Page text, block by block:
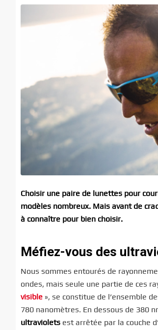
Choisir une paire de lunettes pour
modèles nombreux. Mais avant de
à connaître pour bien choisir.
Méfiez-vous des
Nous sommes entourés de
ondes, mais seule une partie de ces
visible », se constitue de l’ensemble
780 nanomètres. En dessous de 380
ultraviolets est arrêtée par la couche